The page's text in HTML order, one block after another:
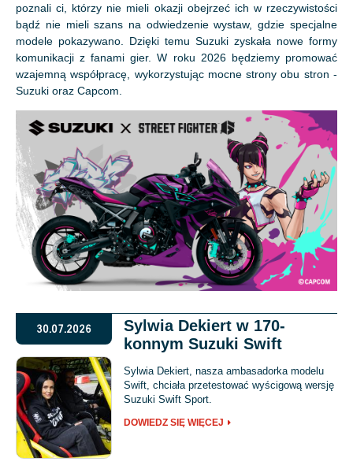
poznali ci, którzy nie mieli okazji obejrzeć ich w rzeczywistości
bądź nie mieli szans na odwiedzenie wystaw, gdzie specjalne
modele pokazywano. Dzięki temu Suzuki zyskała nowe formy
komunikacji z fanami gier. W roku 2026 będziemy promować
wzajemną współpracę, wykorzystując mocne strony obu stron -
Suzuki oraz Capcom.
30.07.2026
Sylwia Dekiert w 170-
konnym Suzuki Swift
Sylwia Dekiert, nasza ambasadorka modelu
Swift, chciała przetestować wyścigową wersję
Suzuki Swift Sport.
DOWIEDZ SIĘ WIĘCEJ